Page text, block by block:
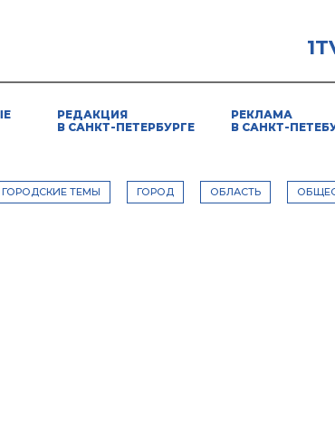
РЕДАКЦИЯ
В САНКТ-ПЕТЕРБУРГЕ
РЕКЛАМА
В САНКТ-
ТЕМЫ ГОРОД ОБЛАСТЬ